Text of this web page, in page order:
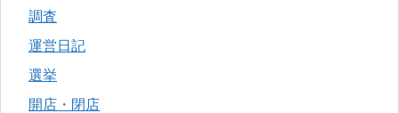
調査
運営日記
選挙
開店・閉店